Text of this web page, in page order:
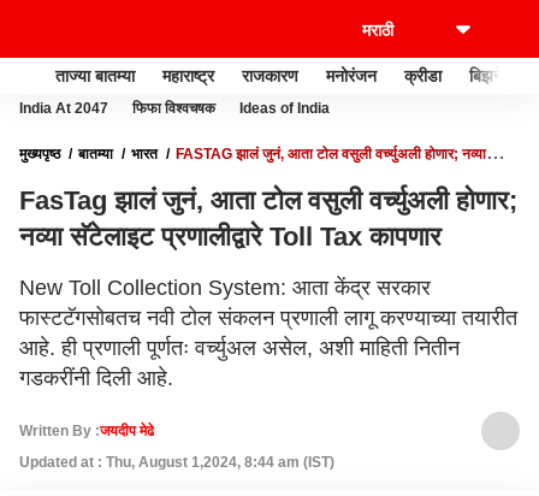
ताज्या बातम्या महाराष्ट्र राजकारण मनोरंजन क्रीडा बिझनेस
India At 2047 फिफा विश्वचषक Ideas of India
मुख्यपृष्ठ बातम्या भारत
FASTAG झालं जुनं, आता टोल वसुली वर्च्युअली होणार; नव्या
FasTag झालं जुनं, आता टोल वसुली वर्च्युअली होणार;
नव्या सॅटेलाइट प्रणालीद्वारे Toll Tax कापणार
New Toll Collection System: आता केंद्र सरकार
फास्टटॅगसोबतच नवी टोल संकलन प्रणाली लागू करण्याच्या तयारीत
आहे. ही प्रणाली पूर्णतः वर्च्युअल असेल, अशी माहिती नितीन
गडकरींनी दिली आहे.
Written By :जयदीप मेढे
Updated at : Thu, August 1,2024, 8:44 am (IST)